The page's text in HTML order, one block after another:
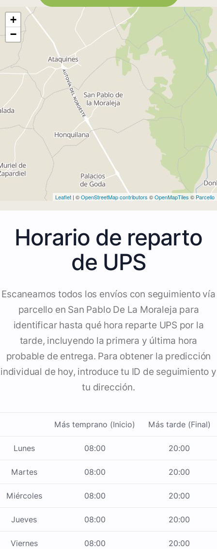
+
−
Leaflet | ©OpenStreetMap contributors ©OpenMapTiles © Parcello
Horario de reparto
de UPS
Escaneamos todos los envíos con seguimiento vía
parcello en San Pablo De La Moraleja para
identificar hasta qué hora reparte UPS por la
tarde, incluyendo la primera y última hora
probable de entrega. Para obtener la predicción
individual de hoy, introduce tu ID de seguimiento y
tu dirección.
Más temprano (Inicio) Más tarde (Final)
Lunes 08:00 20:00
Martes 08:00 20:00
Miércoles 08:00 20:00
Jueves 08:00 20:00
Viernes 08:00 20:00